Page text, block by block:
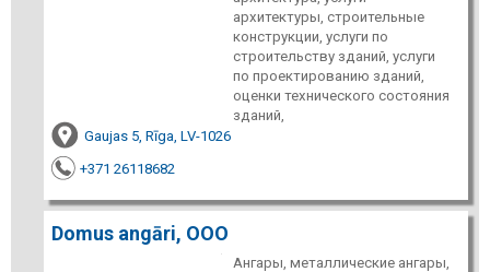
архитектуры, строительные
конструкции, услуги по
строительству зданий, услуги
по проектированию зданий,
оценки технического состояния
зданий,
Gaujas 5, Rīga, LV-1026
+371 26118682
Domus angāri, ООО
Ангары, металлические ангары,